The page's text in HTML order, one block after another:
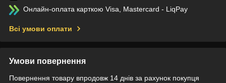
Онлайн-оплата карткою Visa, Mastercard - LiqPay
Всі умови оплати
Умови повернення
Повернення товару впродовж 14 днів за рахунок покупця